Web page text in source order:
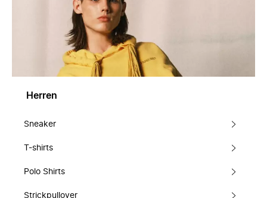
Herren
Sneaker
T-shirts
Polo Shirts
Strickpullover